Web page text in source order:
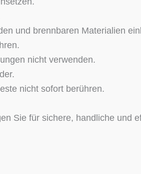
und brennbaren Materialien
nicht verwenden.
nicht sofort berühren.
Sie für sichere, handliche und